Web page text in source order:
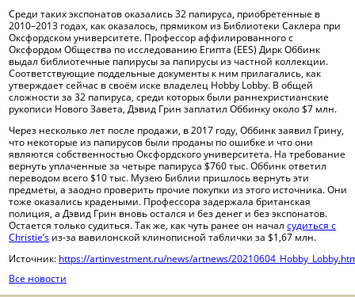
Среди таких экспонатов оказались 32 папируса, приобретенные в
2010–2013 годах, как оказалось, прямиком из Библиотеки Саклера при
Оксфордском университете. Профессор аффилированного с
Оксфордом Общества по исследованию Египта (EES) Дирк Оббинк
выдал библиотечные папирусы за папирусы из частной коллекции.
Соответствующие поддельные документы к ним прилагались, как
утверждает сейчас в своём иске владелец Hobby Lobby. В общей
сложности за 32 папируса, среди которых были раннехристианские
рукописи Нового Завета, Дэвид Грин заплатил Оббинку около $7 млн.
Через несколько лет после продажи, в 2017 году, Оббинк заявил Грину,
что некоторые из папирусов были проданы по ошибке и что они
являются собственностью Оксфордского университета. На требование
вернуть уплаченные за четыре папируса $760 тыс. Оббинк ответил
переводом всего $10 тыс. Музею Библии пришлось вернуть эти
предметы, а заодно проверить прочие покупки из этого источника. Они
тоже оказались крадеными. Профессора задержала британская
полиция, а Дэвид Грин вновь остался и без денег и без экспонатов.
Остается только судиться. Так же, как чуть ранее он началсудиться с
Christie’s из-за вавилонской клинописной таблички за $1,67 млн.
Источник: https://artinvestment.ru/news/artnews/
Все новости